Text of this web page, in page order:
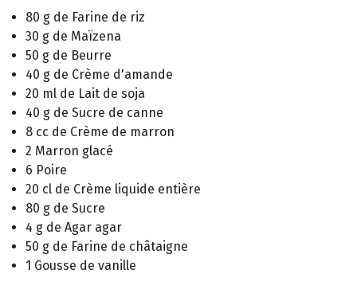
80 g de Farine de riz
30 g de Maïzena
50 g de Beurre
40 g de Crème d'amande
20 ml de Lait de soja
40 g de Sucre de canne
8 cc de Crème de marron
2 Marron glacé
6 Poire
20 cl de Crème liquide entière
80 g de Sucre
4 g de Agar agar
50 g de Farine de châtaigne
1 Gousse de vanille